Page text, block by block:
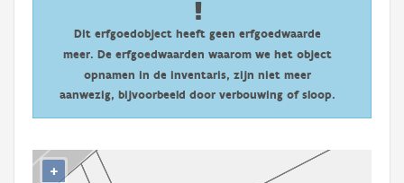
Downloads
Hergebruik
Dit erfgoedobject heeft geen erfgoedwaarde
meer. De erfgoedwaarden waarom we het object
opnamen in de inventaris, zijn niet meer
aanwezig, bijvoorbeeld door verbouwing of sloop.
+